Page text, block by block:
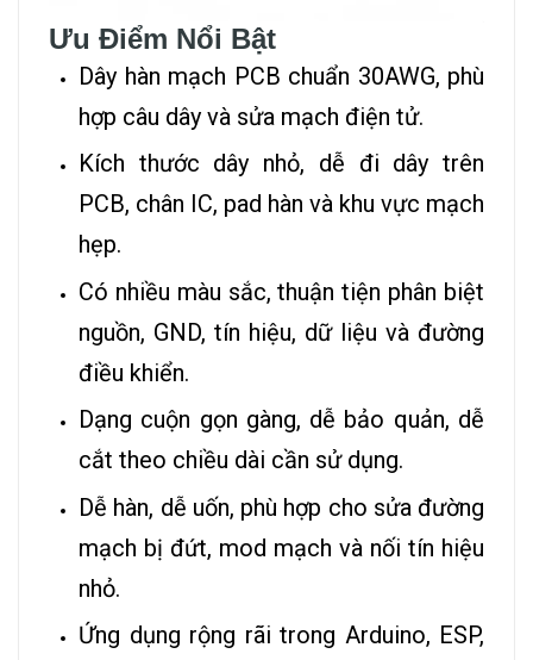
Ưu Điểm Nổi Bật
Dây hàn mạch PCB chuẩn 30AWG, phù
hợp câu dây và sửa mạch điện tử.
Kích thước dây nhỏ, dễ đi dây trên
PCB, chân IC, pad hàn và khu vực mạch
hẹp.
Có nhiều màu sắc, thuận tiện phân biệt
nguồn, GND, tín hiệu, dữ liệu và đường
điều khiển.
Dạng cuộn gọn gàng, dễ bảo quản, dễ
cắt theo chiều dài cần sử dụng.
Dễ hàn, dễ uốn, phù hợp cho sửa đường
mạch bị đứt, mod mạch và nối tín hiệu
nhỏ.
Ứng dụng rộng rãi trong Arduino, ESP,